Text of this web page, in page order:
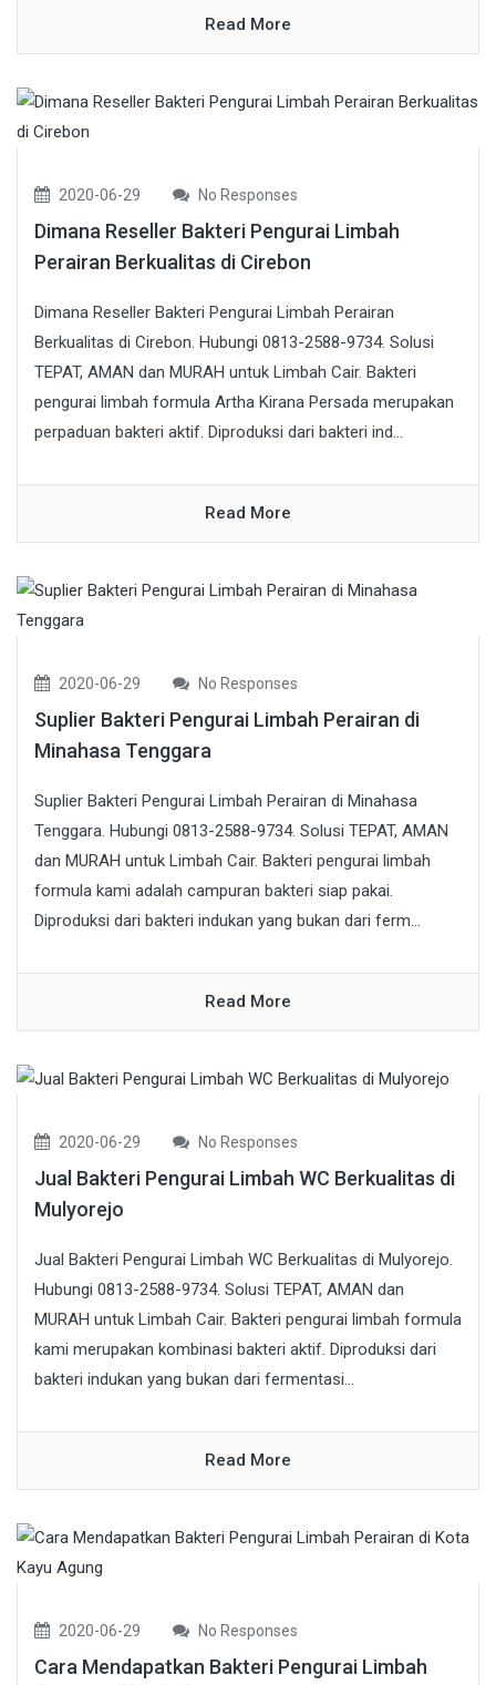
Read More
2020-06-29 No Responses
Dimana Reseller Bakteri Pengurai Limbah
Perairan Berkualitas di Cirebon
Dimana Reseller Bakteri Pengurai Limbah Perairan
Berkualitas di Cirebon. Hubungi 0813-2588-9734. Solusi
TEPAT, AMAN dan MURAH untuk Limbah Cair. Bakteri
pengurai limbah formula Artha Kirana Persada merupakan
perpaduan bakteri aktif. Diproduksi dari bakteri ind...
Read More
2020-06-29 No Responses
Suplier Bakteri Pengurai Limbah Perairan di
Minahasa Tenggara
Suplier Bakteri Pengurai Limbah Perairan di Minahasa
Tenggara. Hubungi 0813-2588-9734. Solusi TEPAT, AMAN
dan MURAH untuk Limbah Cair. Bakteri pengurai limbah
formula kami adalah campuran bakteri siap pakai.
Diproduksi dari bakteri indukan yang bukan dari ferm...
Read More
2020-06-29 No Responses
Jual Bakteri Pengurai Limbah WC Berkualitas di
Mulyorejo
Jual Bakteri Pengurai Limbah WC Berkualitas di Mulyorejo.
Hubungi 0813-2588-9734. Solusi TEPAT, AMAN dan
MURAH untuk Limbah Cair. Bakteri pengurai limbah formula
kami merupakan kombinasi bakteri aktif. Diproduksi dari
bakteri indukan yang bukan dari fermentasi...
Read More
2020-06-29 No Responses
Cara Mendapatkan Bakteri Pengurai Limbah